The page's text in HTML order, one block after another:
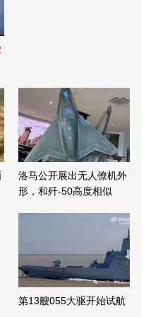
洛马公开展出无人僚机外
形，和歼-50高度相似
第13艘055大驱开始试航